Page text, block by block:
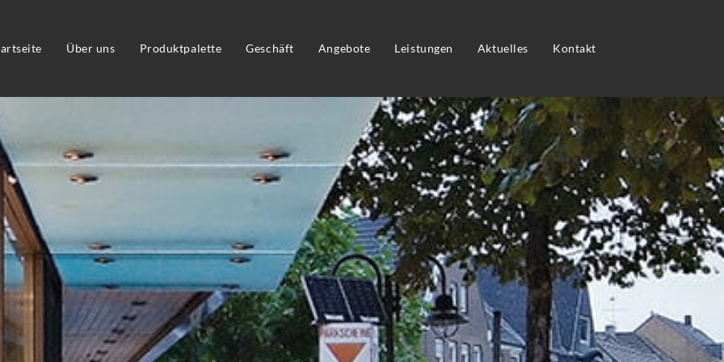
Über uns Produktpalette Geschäft Angebote Leistungen Aktuelles Kontakt